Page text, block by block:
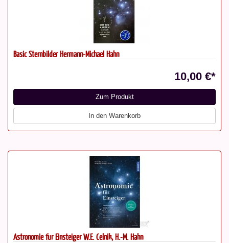
Basic Sternbilder Hermann-Michael Hahn
10,00 €*
Zum Produkt
In den Warenkorb
Astronomie für Einsteiger W.E. Celnik, H.-M. Hahn